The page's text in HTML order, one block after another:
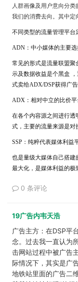
人群画像及用户意向分
我们的消费去向。其中定
不同类型的流量管理平台
ADN ：中小媒体的主要
常见的形式是流量联盟聚
示及数据收益是个黑盒
式卖给ADX/DSP获得广
ADX ：相对中立的比价平
在各个内容源之间进行透
式，主要的流量来源是对
SSP： 纯粹代表媒体利益
也是量级大媒体自己搭建
最大化，是媒体利益的极
0 条评论
19广告内韦天浩
广告主方 ：在DSP平
念。过去我一直认为
击网站过程中被广告
际情况下，其实是广
地铁站里面的广告二